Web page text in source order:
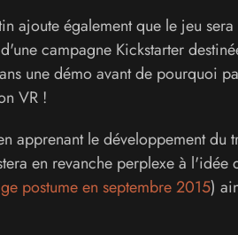
également que le jeu sera
campagne Kickstarter
une démo avant de pourquoi
VR !
apprenant le développement du
en revanche perplexe à l'idée
postume en septembre 2015)